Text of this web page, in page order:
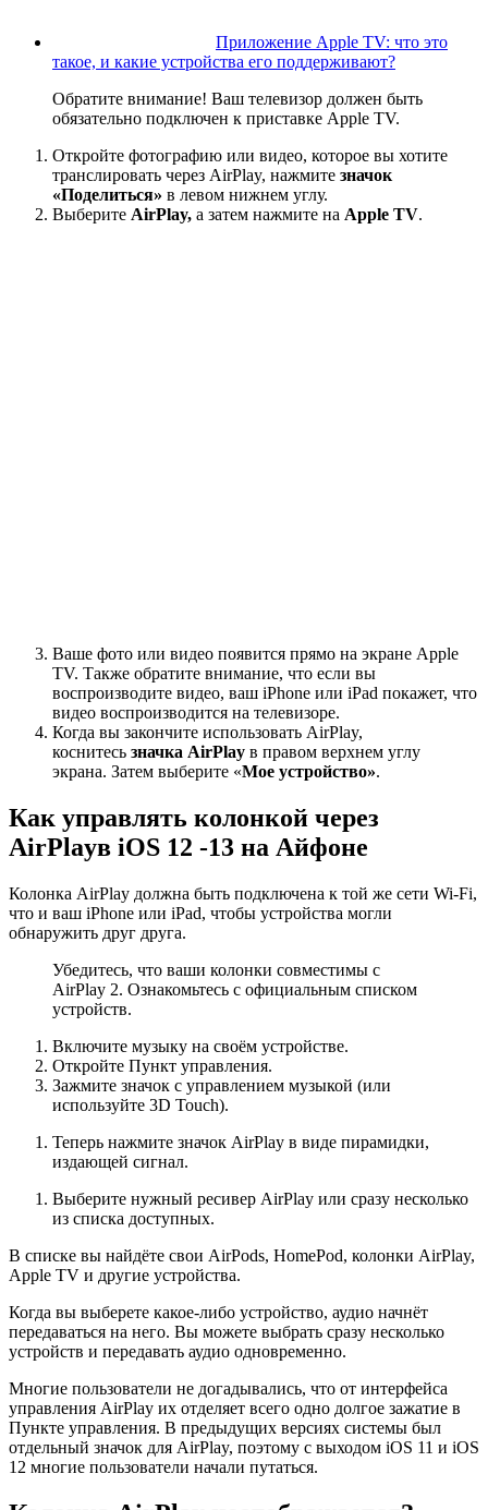
Приложение Apple TV: что это
такое, и какие устройства его поддерживают?
Обратите внимание! Ваш телевизор должен быть
обязательно подключен к приставке Apple TV.
Откройте фотографию или видео, которое вы хотите
транслировать через AirPlay, нажмите значок
«Поделиться» в левом нижнем углу.
Выберите AirPlay, а затем нажмите на Apple TV.
Ваше фото или видео появится прямо на экране Apple
TV. Также обратите внимание, что если вы
воспроизводите видео, ваш iPhone или iPad покажет, что
видео воспроизводится на телевизоре.
Когда вы закончите использовать AirPlay,
коснитесь значка AirPlay в правом верхнем углу
экрана. Затем выберите «Мое устройство».
Как управлять колонкой через
AirPlayв iOS 12 -13 на Айфоне
Колонка AirPlay должна быть подключена к той же сети Wi-Fi,
что и ваш iPhone или iPad, чтобы устройства могли
обнаружить друг друга.
Убедитесь, что ваши колонки совместимы с
AirPlay 2. Ознакомьтесь с официальным списком
устройств.
Включите музыку на своём устройстве.
Откройте Пункт управления.
Зажмите значок с управлением музыкой (или
используйте 3D Touch).
Теперь нажмите значок AirPlay в виде пирамидки,
издающей сигнал.
Выберите нужный ресивер AirPlay или сразу несколько
из списка доступных.
В списке вы найдёте свои AirPods, HomePod, колонки AirPlay,
Apple TV и другие устройства.
Когда вы выберете какое-либо устройство, аудио начнёт
передаваться на него. Вы можете выбрать сразу несколько
устройств и передавать аудио одновременно.
Многие пользователи не догадывались, что от интерфейса
управления AirPlay их отделяет всего одно долгое зажатие в
Пункте управления. В предыдущих версиях системы был
отдельный значок для AirPlay, поэтому с выходом iOS 11 и iOS
12 многие пользователи начали путаться.